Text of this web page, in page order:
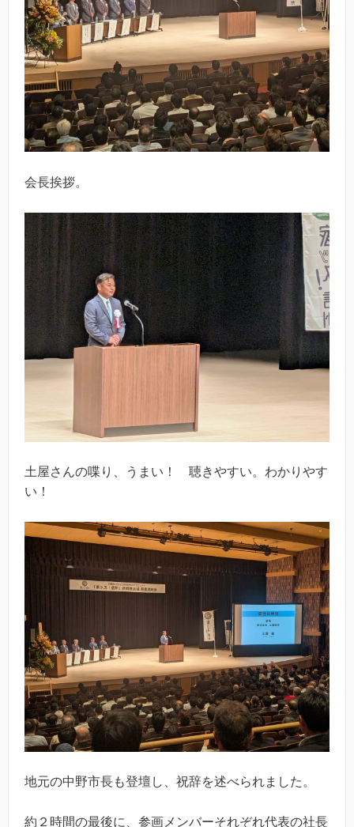
会長挨拶。
土屋さんの喋り、うまい！ 聴きやすい。わかりやす
い！
地元の中野市長も登壇し、祝辞を述べられました。
約２時間の最後に、参画メンバーそれぞれ代表の社長